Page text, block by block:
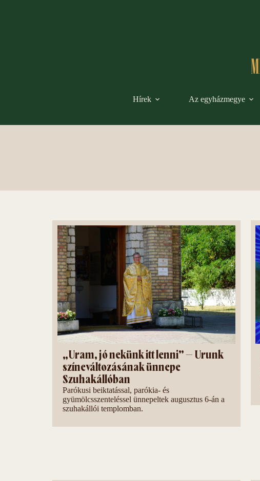
Hírek Az egyházmegye
„Uram, jó nekünk itt lenni” – Urunk
színeváltozásának ünnepe
Szuhakállóban
Parókusi beiktatással, parókia- és
gyümölcsszenteléssel ünnepeltek augusztus 6-án a
szuhakállói templomban.